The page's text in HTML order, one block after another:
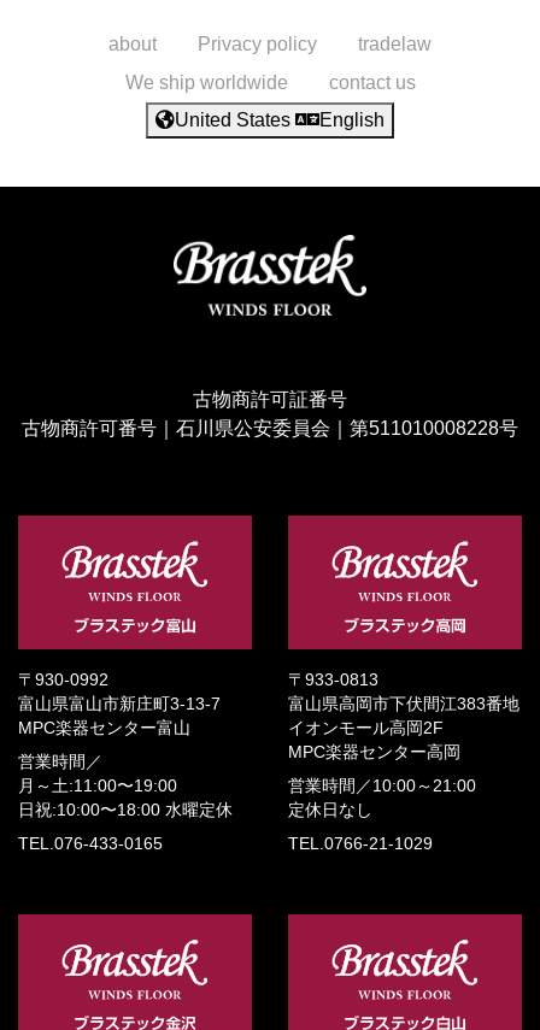
about Privacy policy
tradelaw
We ship worldwide
contact us
United States
English
古物商許可証番号
古物商許可番号｜石川県公安委員会｜第511010008228号
〒930-0992
富山県富山市新庄町3-13-7
MPC楽器センター富山
営業時間／
月～土:11:00〜19:00
日祝:10:00〜18:00 水曜定休
TEL.076-433-0165
〒933-0813
富山県高岡市下伏間江383番地
イオンモール高岡2F
MPC楽器センター高岡
営業時間／ 10:00～21:00
定休日なし
TEL.0766-21-1029